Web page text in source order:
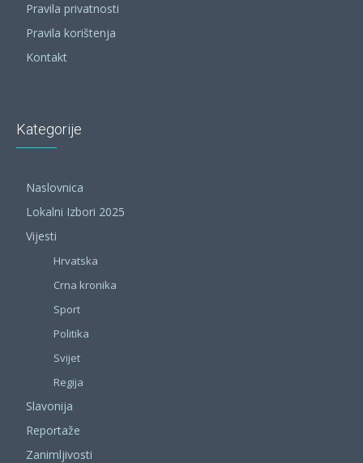
Pravila privatnosti
Pravila korištenja
Kontakt
Kategorije
Naslovnica
Lokalni Izbori 2025
Vijesti
Hrvatska
Crna kronika
Sport
Politika
Svijet
Regija
Slavonija
Reportaže
Zanimljivosti